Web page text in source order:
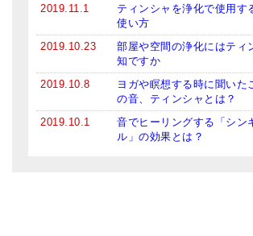
2019.11.1
ティンシャを浄化で使用す
使い方
2019.10.23
部屋や空間の浄化にはティ
知ですか
2019.10.8
ヨガや瞑想する時に聞いた
の音、ティンシャとは？
2019.10.1
音でヒーリングする「シン
ル」の効果とは？